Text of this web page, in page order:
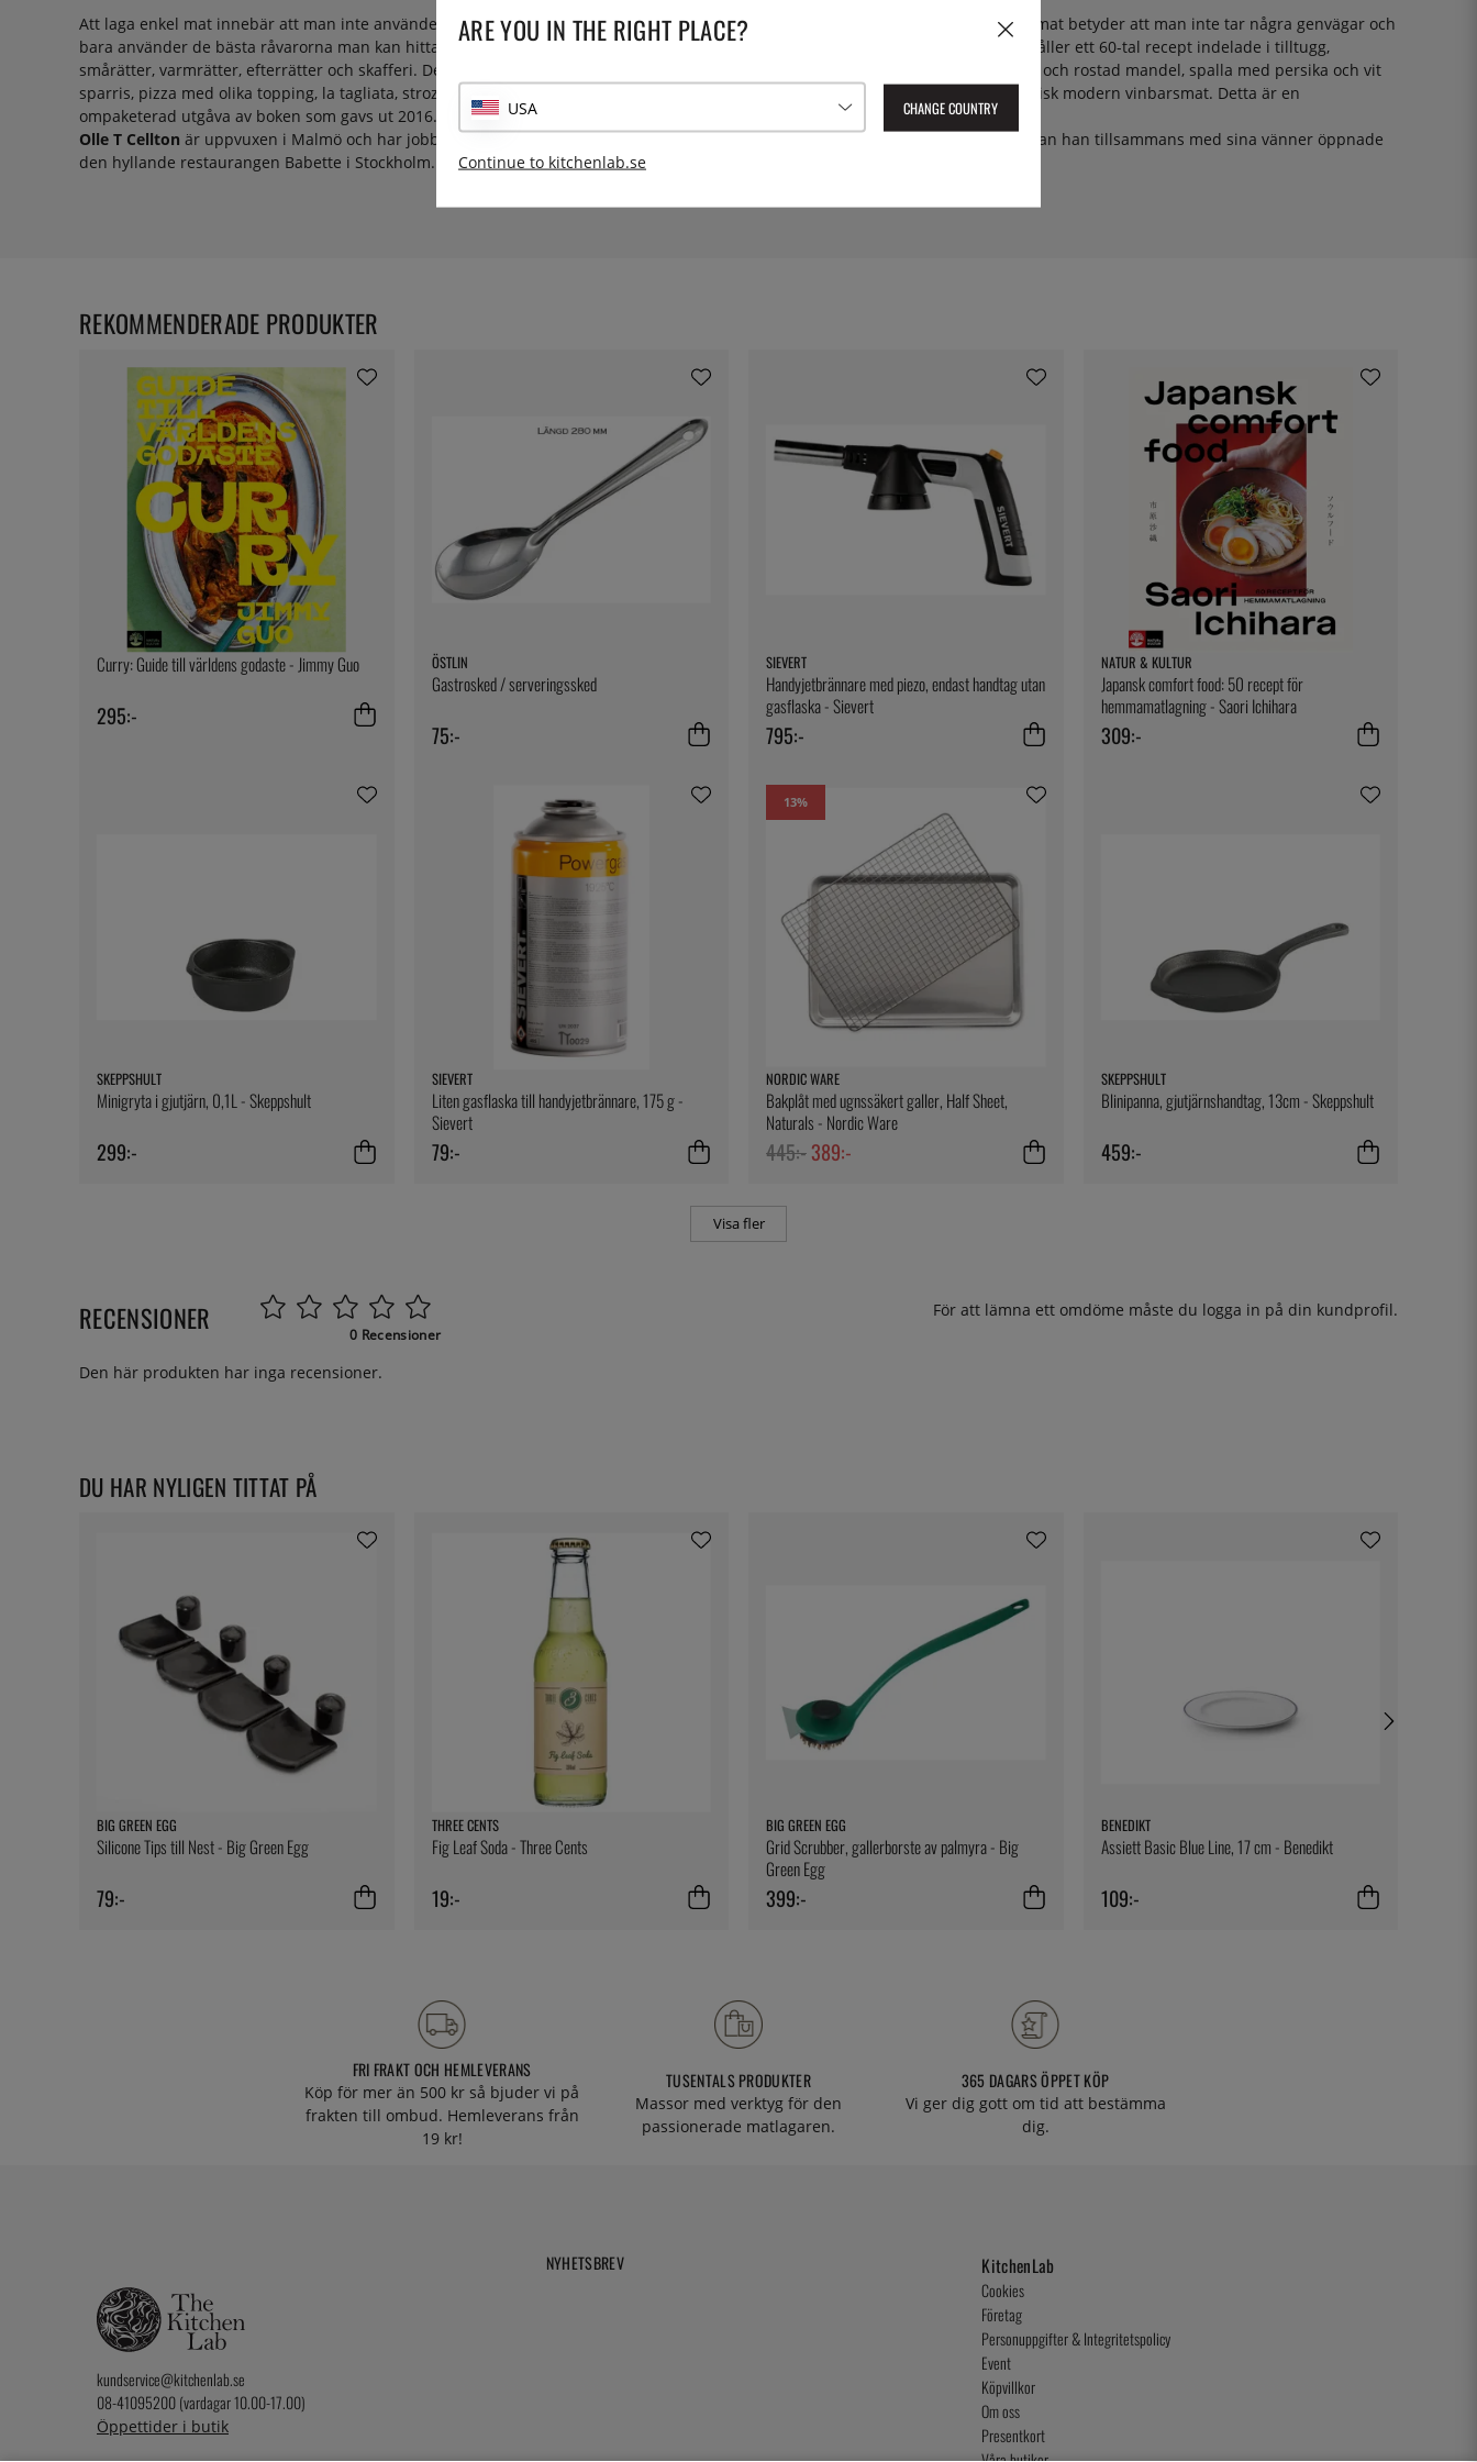
Att laga enkel mat innebär att man inte använder sig av en massa avancerade tekniker eller specialutrustning. Att laga god enkel mat betyder att man inte tar några genvägar och
bara använder de bästa råvarorna man kan hitta och har råd med. Mat ska vara god men behöver inte vara krånglig. Boken innehåller ett 60-tal recept indelade i tilltugg,
smårätter, varmrätter, efterrätter och skafferi. Det är rätter som kronärtskocka med senapsvinägrett, svartkålssallad med pecorino och rostad mandel, spalla med persika och vit
sparris, pizza med olika topping, la tagliata, strozzapreti, kouign amann och mandeltarte. Maten är ofta lätt och elegant, och är typisk modern vinbarsmat. Detta är en
ompaketerad utgåva av boken som gavs ut 2016.
Olle T Cellton är uppvuxen i Malmö och har jobbat i kök sen tonåren. Han har arbetat i bland annat London och San Francisco innan han tillsammans med sina vänner öppnade
den hyllande restaurangen Babette i Stockholm.
Curry: Guide till världens godaste - Jimmy Guo
295:-
ÖSTLIN
Gastrosked / serveringssked
75:-
SIEVERT
Handyjetbrännare med piezo, endast handtag utan
gasflaska - Sievert
795:-
NATUR & KULTUR
Japansk comfort food: 50 recept för
hemmamatlagning - Saori Ichihara
309:-
SKEPPSHULT
Minigryta i gjutjärn, 0,1L - Skeppshult
299:-
SIEVERT
Liten gasflaska till handyjetbrännare, 175 g -
Sievert
79:-
13%
NORDIC WARE
Bakplåt med ugnssäkert galler, Half Sheet,
Naturals - Nordic Ware
445:-389:-
SKEPPSHULT
Blinipanna, gjutjärnshandtag, 13cm - Skeppshult
459:-
Visa fler
REKOMMENDERADE PRODUKTER
RECENSIONER 0 Recensioner
För att lämna ett omdöme måste du logga in på din kundprofil.
Den här produkten har inga recensioner.
DU HAR NYLIGEN TITTAT PÅ
BIG GREEN EGG
Silicone Tips till Nest - Big Green Egg
79:-
THREE CENTS
Fig Leaf Soda - Three Cents
19:-
BIG GREEN EGG
Grid Scrubber, gallerborste av palmyra - Big
Green Egg
399:-
BENEDIKT
Assiett Basic Blue Line, 17 cm - Benedikt
109:-
FRI FRAKT OCH HEMLEVERANS
Köp för mer än 500 kr så bjuder vi på
frakten till ombud. Hemleverans från
19 kr!
TUSENTALS PRODUKTER
Massor med verktyg för den
passionerade matlagaren.
365 DAGARS ÖPPET KÖP
Vi ger dig gott om tid att bestämma
dig.
kundservice@kitchenlab.se
08-41095200 (vardagar 10.00-17.00)
Öppettider i butik
NYHETSBREV KitchenLab
Cookies
Företag
Personuppgifter & Integritetspolicy
Event
Köpvillkor
Om oss
Presentkort
ARE YOU IN THE RIGHT PLACE?
USA CHANGE COUNTRY
Continue to kitchenlab.se